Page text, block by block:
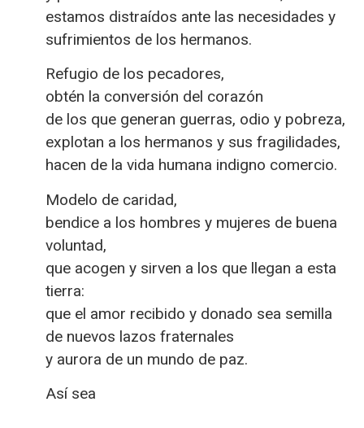
estamos distraídos ante las necesidades y
sufrimientos de los hermanos.
Refugio de los pecadores,
obtén la conversión del corazón
de los que generan guerras, odio y pobreza,
explotan a los hermanos y sus fragilidades,
hacen de la vida humana indigno comercio.
Modelo de caridad,
bendice a los hombres y mujeres de buena
voluntad,
que acogen y sirven a los que llegan a esta
tierra:
que el amor recibido y donado sea semilla
de nuevos lazos fraternales
y aurora de un mundo de paz.
Así sea